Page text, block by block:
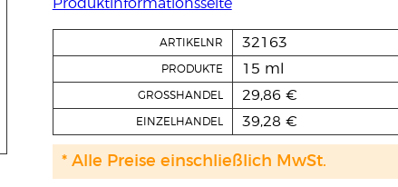
Produktinformationsseite
ARTIKELNR 32163
PRODUKTE 15 ml
GROSSHANDEL 29,86 €
EINZELHANDEL 39,28 €
* Alle Preise einschließlich MwSt.